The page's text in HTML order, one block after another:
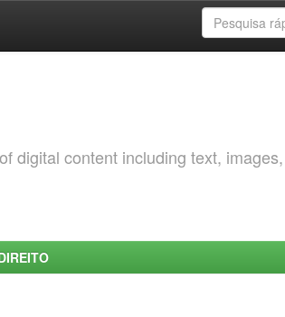
digital content including text, images,